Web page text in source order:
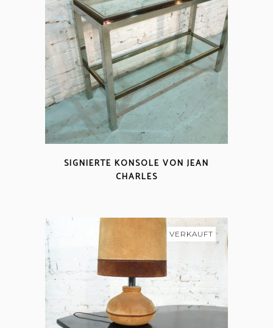
SIGNIERTE KONSOLE VON JEAN
CHARLES
VERKAUFT